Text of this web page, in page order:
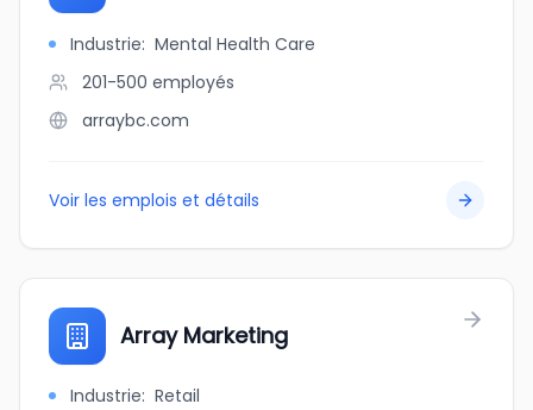
Industrie: Mental Health Care
201-500 employés
arraybc.com
Voir les emplois et détails
Array Marketing
Industrie: Retail